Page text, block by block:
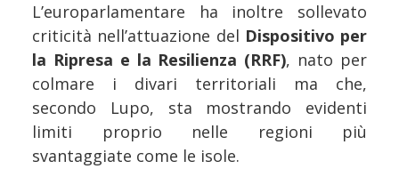
L’europarlamentare ha inoltre sollevato
criticità nell’attuazione del Dispositivo per
la Ripresa e la Resilienza (RRF), nato per
colmare i divari territoriali ma che,
secondo Lupo, sta mostrando evidenti
limiti proprio nelle regioni più
svantaggiate come le isole.